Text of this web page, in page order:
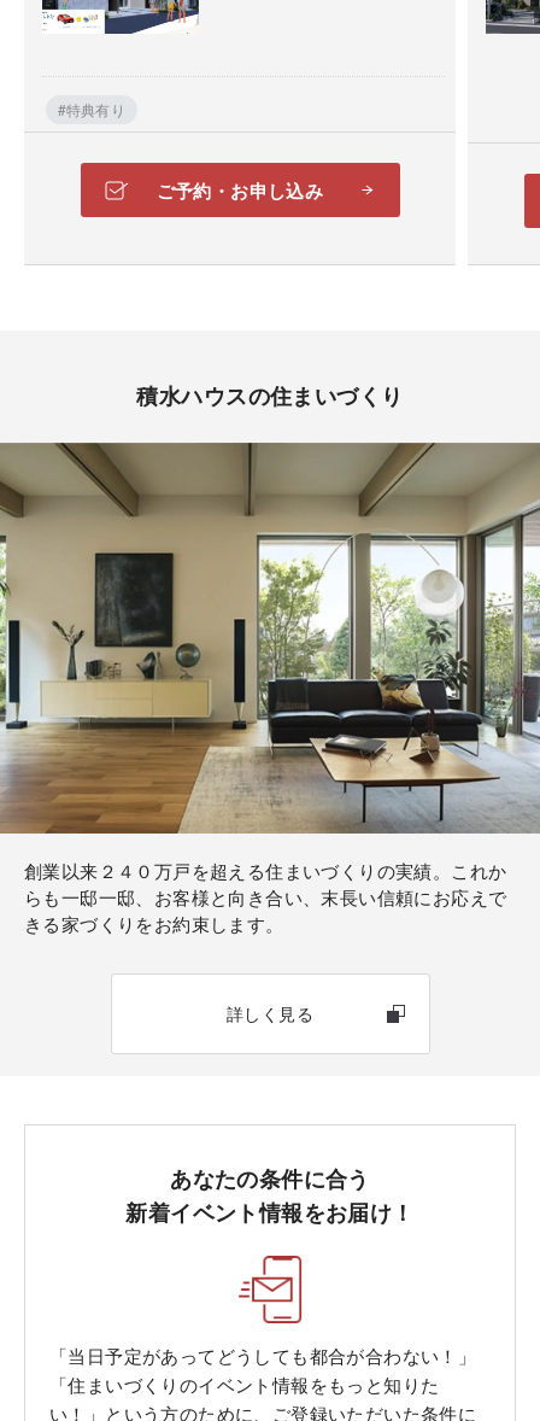
#特典有り
ご予約・お申し込み
積水ハウスの住まいづくり
創業以来２４０万戸を超える住まいづくりの実績。これか
らも一邸一邸、お客様と向き合い、末長い信頼にお応えで
きる家づくりをお約束します。
詳しく見る
あなたの条件に合う
新着イベント情報をお届け！
「当日予定があってどうしても都合が合わない！」
「住まいづくりのイベント情報をもっと知りた
い！」という方のために、ご登録いただいた条件に